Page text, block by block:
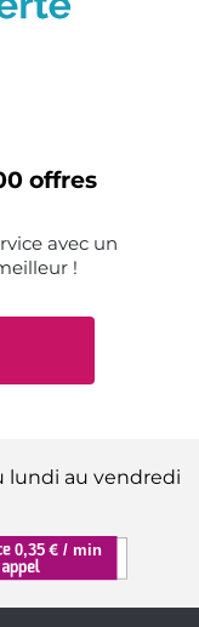
offres
avec un
!
lundi au vendredi